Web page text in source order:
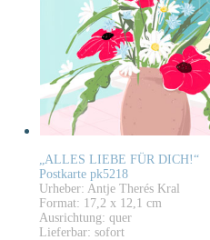
„ALLES LIEBE FÜR DICH!“
Postkarte pk5218
Urheber: Antje Therés Kral
Format: 17,2 x 12,1 cm
Ausrichtung: quer
Lieferbar: sofort